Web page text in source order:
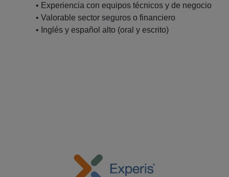
• Experiencia con equipos técnicos y de negocio
• Valorable sector seguros o financiero
• Inglés y español alto (oral y escrito)